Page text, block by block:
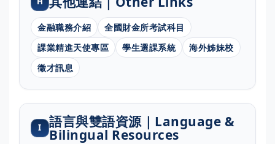
金融職務介紹
全國財金所考試科目
課業精進天使專區
學生選課系統
海外姊妹校
徵才訊息
I 語言與雙語資源｜Language &
Bilingual Resources